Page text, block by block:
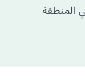
المنطقة